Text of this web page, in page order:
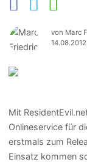
von Marc
Mit
Onlineservice für
erstmals zum
Einsatz kommen